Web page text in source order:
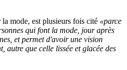
la mode, est plusieurs fois cité «parce
qui font la mode, jour après
et permet d'avoir une vision
autre que celle lissée et glacée des